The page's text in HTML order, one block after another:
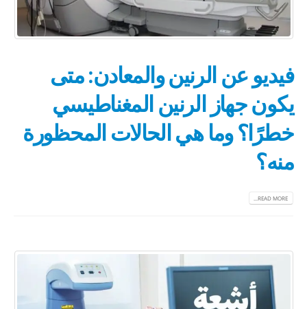
فيديو عن الرنين والمعادن: متى
يكون جهاز الرنين المغناطيسي
خطرًا؟ وما هي الحالات المحظورة
منه؟
READ MORE...